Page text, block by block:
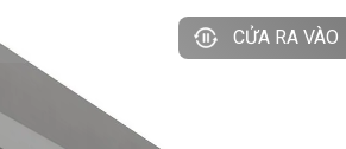
CỬA RA VÀO